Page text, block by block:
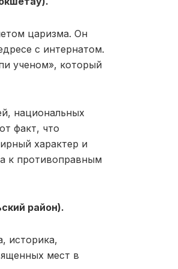
царизма. Он
с интернатом.
ученом», который
национальных
факт, что
характер и
к противоправным
район).
историка,
мест в